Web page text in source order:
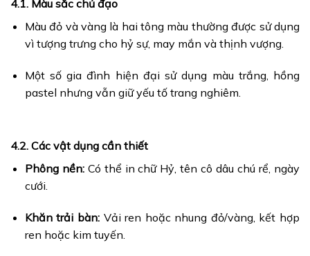
4.1. Màu sắc chủ đạo
Màu đỏ và vàng là hai tông màu thường được sử dụng
vì tượng trưng cho hỷ sự, may mắn và thịnh vượng.
Một số gia đình hiện đại sử dụng màu trắng, hồng
pastel nhưng vẫn giữ yếu tố trang nghiêm.
4.2. Các vật dụng cần thiết
Phông nền:Có thể in chữ Hỷ, tên cô dâu chú rể, ngày
cưới.
Khăn trải bàn:Vải ren hoặc nhung đỏ/vàng, kết hợp
ren hoặc kim tuyến.